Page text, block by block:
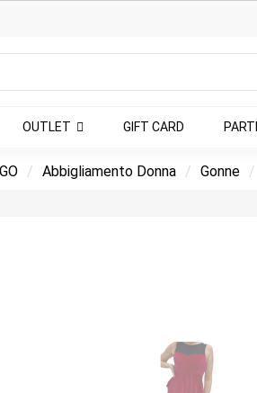
OUTLET GIFT CARD
Abbigliamento Donna Gonne